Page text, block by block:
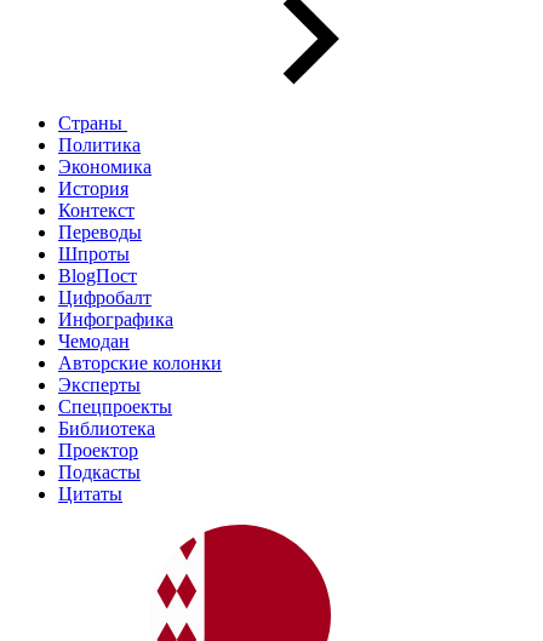
Страны
Политика
Экономика
История
Контекст
Переводы
Шпроты
BlogПост
Цифробалт
Инфографика
Чемодан
Авторские колонки
Эксперты
Спецпроекты
Библиотека
Проектор
Подкасты
Цитаты